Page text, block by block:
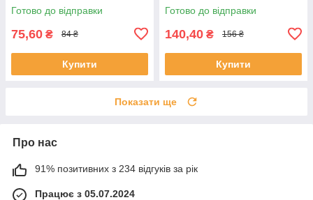
Готово до відправки
75,60 ₴ 84 ₴
Купити
Готово до відправки
140,40 ₴ 156 ₴
Купити
Показати ще
Про нас
91% позитивних з 234 відгуків за рік
Працює з 05.07.2024